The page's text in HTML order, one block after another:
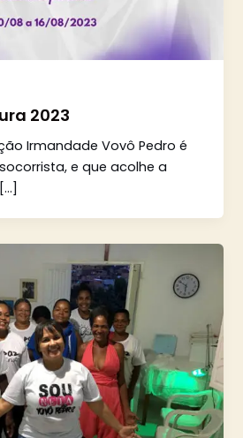
2023
Irmandade Vovô Pedro é
e que acolhe a